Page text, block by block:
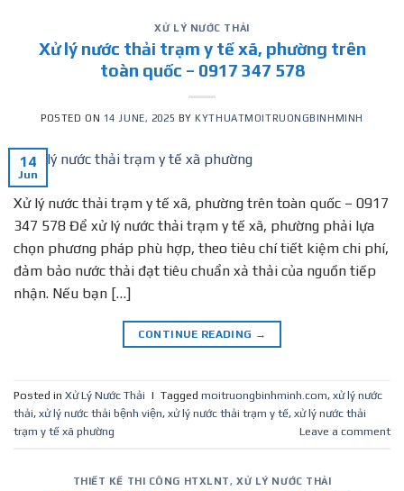
XỬ LÝ NƯỚC THẢI
Xử lý nước thải trạm y tế xã, phường trên
toàn quốc – 0917 347 578
POSTED ON 14 JUNE, 2025 BY KYTHUATMOITRUONGBINHMINH
14
Jun
Xử lý nước thải trạm y tế xã, phường trên toàn quốc – 0917
347 578 Để xử lý nước thải trạm y tế xã, phường phải lựa
chọn phương pháp phù hợp, theo tiêu chí tiết kiệm chi phí,
đảm bảo nước thải đạt tiêu chuẩn xả thải của nguồn tiếp
nhận. Nếu bạn […]
CONTINUE READING →
Posted in Xử Lý Nước Thải | Tagged moitruongbinhminh.com, xử lý nước
thải, xử lý nước thải bệnh viện, xử lý nước thải trạm y tế, xử lý nước thải
trạm y tế xã phường
Leave a comment
THIẾT KẾ THI CÔNG HTXLNT,XỬ LÝ NƯỚC THẢI